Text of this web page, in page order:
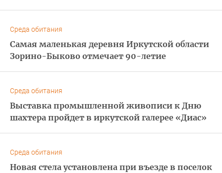
Среда обитания
Самая маленькая деревня Иркутской области
Зорино-Быково отмечает 90-летие
Среда обитания
Выставка промышленной живописи к Дню
шахтера пройдет в иркутской галерее «Диас»
Среда обитания
Новая стела установлена при въезде в поселок